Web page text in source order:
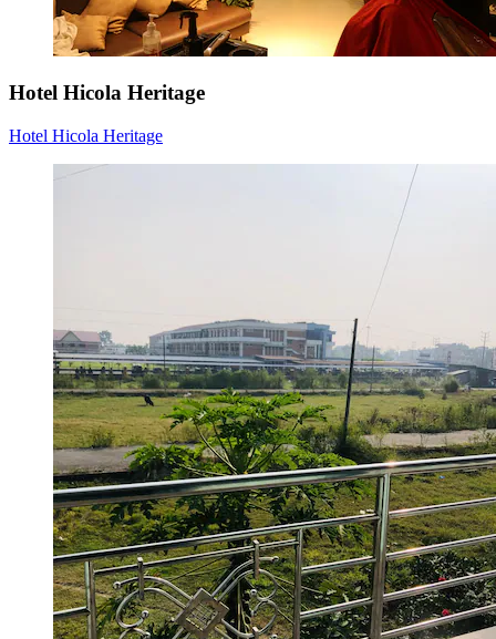
Hotel Hicola Heritage
Hotel Hicola Heritage